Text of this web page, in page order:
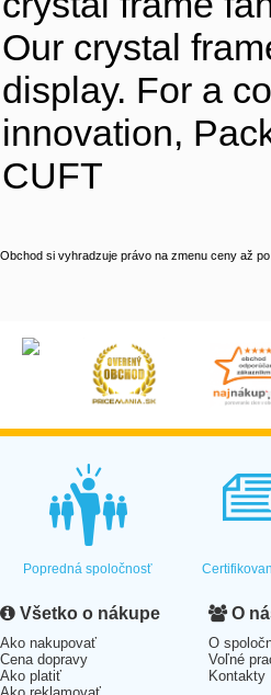
Our crystal
display. For a
innovation,
CUFT
Obchod si vyhradzuje právo na zmenu ceny až
Popredná spoločnosť
Všetko o nákupe
Ako nakupovať
Cena dopravy
Ako platiť
O
O
Voľné
Kontakty